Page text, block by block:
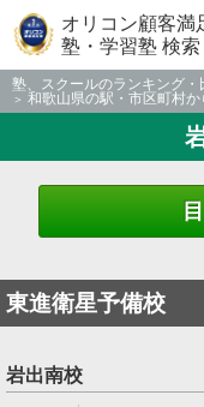
オリコン顧客満
塾・学習塾 検索
塾、スクールのランキング・
和歌山県の駅・市区町村か
東進衛星予備校
岩出南校